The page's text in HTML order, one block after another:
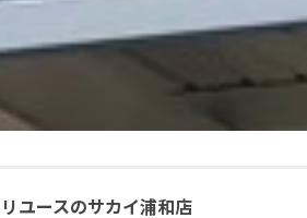
リユースのサカイ浦和店